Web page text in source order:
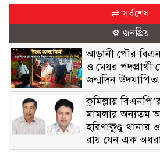
⇌ সর্বশেষ
❅ জনপ্রিয়
আড়ানী পৌর
ও মেয়র
জন্মদিন উদযাপিত৷
কুমিল্লায়
মামলার অন্যতম
হরিণাকুণ্ডু থানার
রায় যেন এক